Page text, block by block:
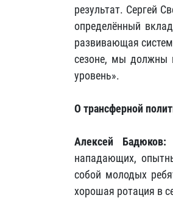
результат. Сергей
определённый
развивающая
сезоне, мы должны
уровень».
О трансферной
Алексей Бадюков:
нападающих,
собой молодых
хорошая ротация в